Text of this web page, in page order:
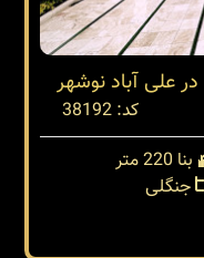
علی آباد نوشهر
کد: 38192
بنا 220 متر
جنگلی